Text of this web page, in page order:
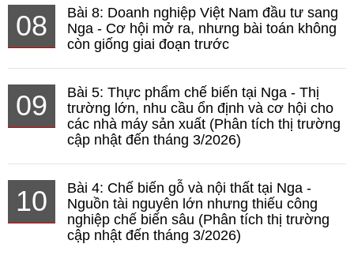
08
Bài 8: Doanh nghiệp Việt Nam đầu tư sang
Nga - Cơ hội mở ra, nhưng bài toán không
còn giống giai đoạn trước
09
Bài 5: Thực phẩm chế biến tại Nga - Thị
trường lớn, nhu cầu ổn định và cơ hội cho
các nhà máy sản xuất (Phân tích thị trường
cập nhật đến tháng 3/2026)
10
Bài 4: Chế biến gỗ và nội thất tại Nga -
Nguồn tài nguyên lớn nhưng thiếu công
nghiệp chế biến sâu (Phân tích thị trường
cập nhật đến tháng 3/2026)